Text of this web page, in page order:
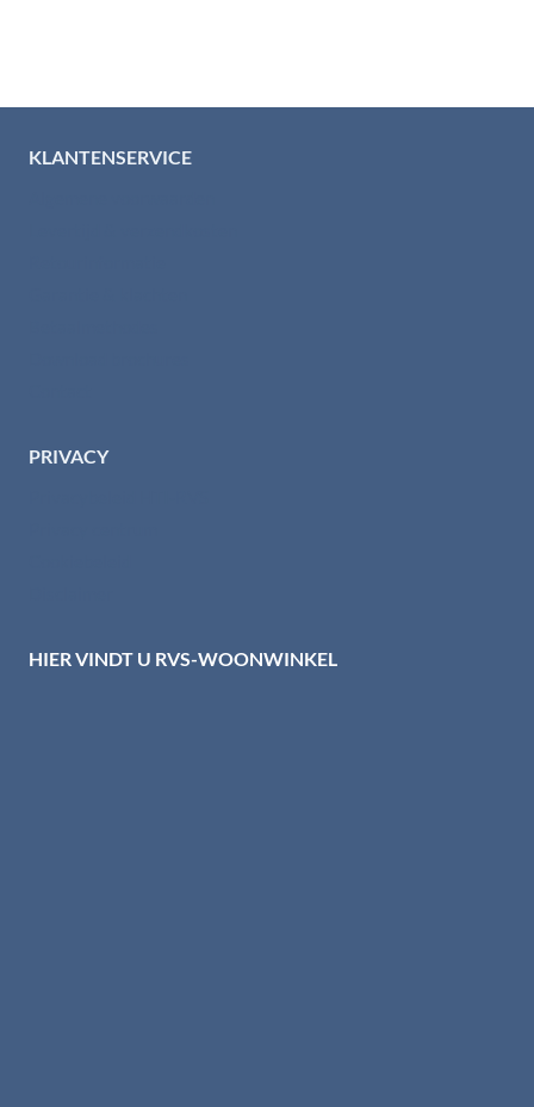
KLANTENSERVICE
PRIVACY
HIER VINDT U RVS-WOONWINKEL